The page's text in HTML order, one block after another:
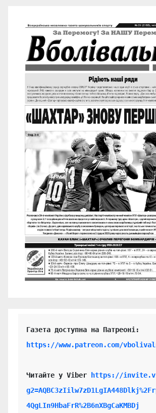
https://www.patreon.com/
Читайте у Viber
https://
4QgLIn9HbaFrR%2B6nXBgCaKMBDj